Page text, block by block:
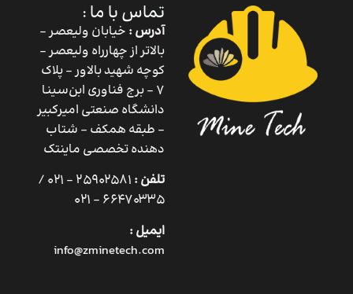
تماس با ما :
آدرس : خیابان ولیعصر –
بالاتر از چهارراه ولیعصر –
کوچه شهید بالاور – پلاک
۷ – برج فناوری ابن‌سینا
دانشگاه صنعتی امیرکبیر
– طبقه همکف – شتاب
دهنده تخصصی ماینتک
تلفن :
25902581 – 021 /
66470335 – 021
ایمیل :
info@zminetech.com